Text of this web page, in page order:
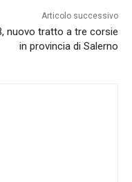
Articolo successivo
nuovo tratto a tre corsie
in provincia di Salerno